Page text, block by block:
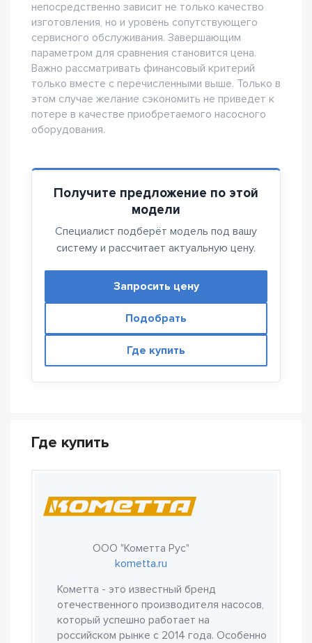
непосредственно зависит не только качество
изготовления, но и уровень сопутствующего
сервисного обслуживания. Завершающим
параметром для сравнения становится цена.
Важно рассматривать финансовый критерий
только вместе с перечисленными выше. Только в
этом случае желание сэкономить не приведет к
потере в качестве приобретаемого насосного
оборудования.
Получите предложение по этой
модели
Специалист подберёт модель под вашу
систему и рассчитает актуальную цену.
Запросить цену
Подобрать
Где купить
Где купить
ООО "Кометта Рус"
kometta.ru
Кометта - это известный бренд
отечественного производителя насосов,
который успешно работает на
российском рынке с 2014 года. Особенно